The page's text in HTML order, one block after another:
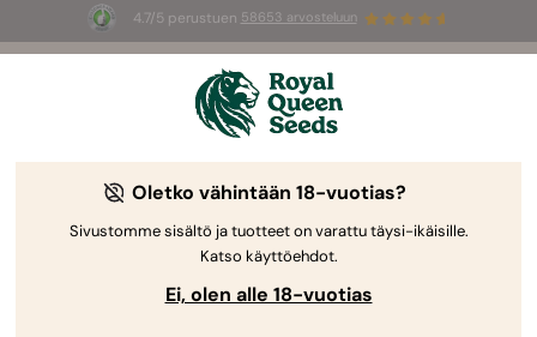
4.7/5 perustuen 58653 arvosteluun
Summer Sales: jopa –50 %
valikoiduista tuotteista! ⏤
Oletko vähintään 18-vuotias?
Sivustomme sisältö ja tuotteet on varattu täysi-ikäisille.
Katso käyttöehdot.
Ei, olen alle 18-vuotias